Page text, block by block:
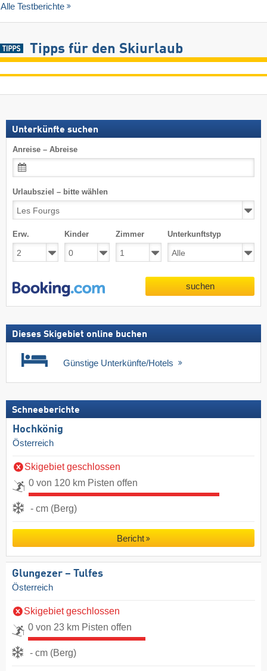
Alle Testberichte
Tipps für den Skiurlaub
Unterkünfte suchen
Anreise – Abreise
Urlaubsziel – bitte wählen
Erw. Kinder Zimmer Unterkunftstyp
suchen
Dieses Skigebiet online buchen
Günstige Unterkünfte/Hotels
Schneeberichte
Hochkönig
Österreich
Skigebiet geschlossen
0 von 120 km Pisten offen
- cm (Berg)
Bericht
Glungezer – Tulfes
Österreich
Skigebiet geschlossen
0 von 23 km Pisten offen
- cm (Berg)